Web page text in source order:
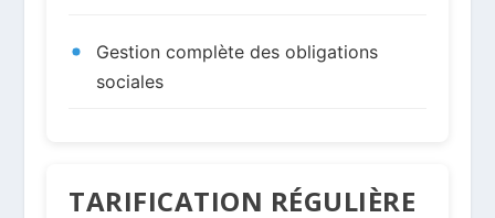
Gestion complète des obligations
sociales
TARIFICATION RÉGULIÈRE